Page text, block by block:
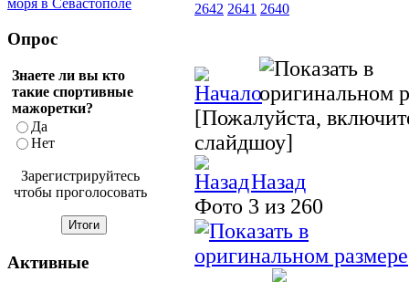
2642 2641 2640
[Пожалуйста,
слайдшоу]
Назад
Фото 3 из 260
Опрос
Знаете ли вы кто
такие спортивные
мажоретки?
Да
Нет
Зарегистрируйтесь
чтобы проголосовать
Активные